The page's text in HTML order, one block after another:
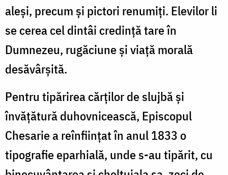
aleşi, precum şi pictori renumiţi. Elevilor li
se cerea cel dintâi credinţă tare în
Dumnezeu, rugăciune şi viaţă morală
desăvârşită.
Pentru tipărirea cărţilor de slujbă şi
învăţătură duhovnicească, Episcopul
Chesarie a reînfiinţat în anul 1833 o
tipografie eparhială, unde s-au tipărit, cu